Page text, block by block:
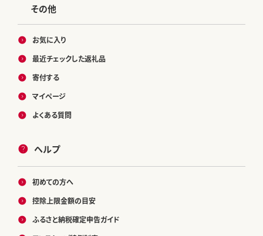
その他
お気に入り
最近チェックした返礼品
寄付する
マイページ
よくある質問
ヘルプ
初めての方へ
控除上限金額の目安
ふるさと納税確定申告ガイド